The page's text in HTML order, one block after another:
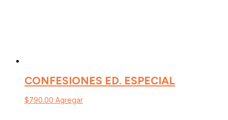
CONFESIONES ED. ESPECIAL
$790.00 Agregar